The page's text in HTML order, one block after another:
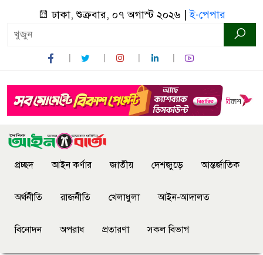
ঢাকা, শুক্রবার, ০৭ অগাস্ট ২০২৬ |ই-পেপার
প্রচ্ছদ আইন কর্ণার জাতীয় দেশজুড়ে আন্তর্জাতিক
অর্থনীতি রাজনীতি খেলাধুলা আইন-আদালত
বিনোদন অপরাধ প্রতারণা সকল বিভাগ